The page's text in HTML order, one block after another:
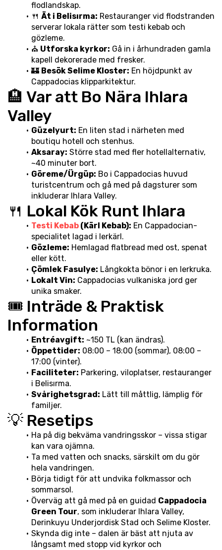
flodlandskap.
🍴 Ät i Belisırma: Restauranger vid flodstranden
serverar lokala rätter som testi kebab och
gözleme.
⛪ Utforska kyrkor: Gå in i århundraden gamla
kapell dekorerade med fresker.
🏰 Besök Selime Kloster: En höjdpunkt av
Cappadocias klipparkitektur.
🏨 Var att Bo Nära Ihlara
Valley
Güzelyurt: En liten stad i närheten med
boutiqu hotell och stenhus.
Aksaray: Större stad med fler hotellalternativ,
~40 minuter bort.
Göreme/Ürgüp: Bo i Cappadocias huvud
turistcentrum och gå med på dagsturer som
inkluderar Ihlara Valley.
🍴 Lokal Kök Runt Ihlara
Testi Kebab (Kärl Kebab): En Cappadocian-
specialitet lagad i lerkärl.
Gözleme: Hemlagad flatbread med ost, spenat
eller kött.
Çömlek Fasulye: Långkokta bönor i en lerkruka.
Lokalt Vin: Cappadocias vulkaniska jord ger
unika smaker.
🎟️ Inträde & Praktisk
Information
Entréavgift: ~150 TL (kan ändras).
Öppettider: 08:00 – 18:00 (sommar), 08:00 –
17:00 (vinter).
Faciliteter: Parkering, viloplatser, restauranger
i Belisırma.
Svårighetsgrad: Lätt till måttlig, lämplig för
familjer.
💡 Resetips
Ha på dig bekväma vandringsskor – vissa stigar
kan vara ojämna.
Ta med vatten och snacks, särskilt om du gör
hela vandringen.
Börja tidigt för att undvika folkmassor och
sommarsol.
Överväg att gå med på en guidad Cappadocia
Green Tour, som inkluderar Ihlara Valley,
Derinkuyu Underjordisk Stad och Selime Kloster.
Skynda dig inte – dalen är bäst att njuta av
långsamt med stopp vid kyrkor och